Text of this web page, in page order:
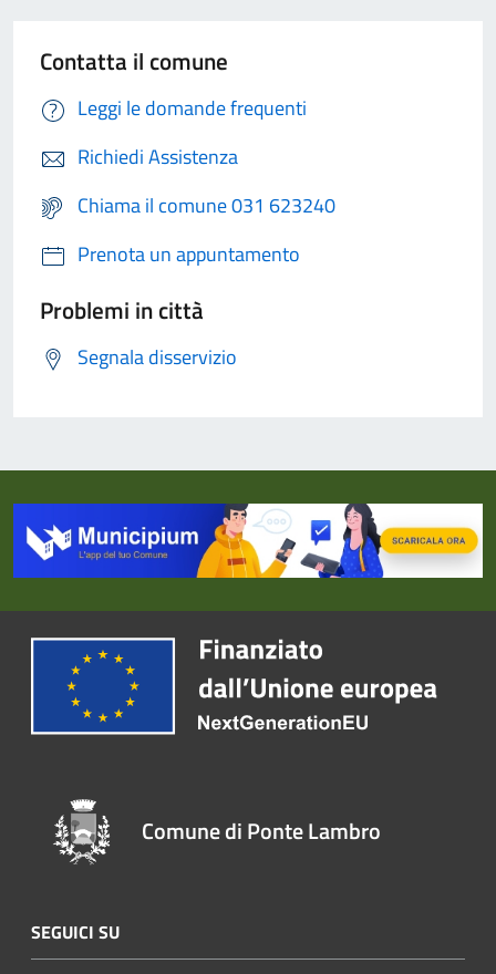
Contatta il comune
Leggi le domande frequenti
Richiedi Assistenza
Chiama il comune 031 623240
Prenota un appuntamento
Problemi in città
Segnala disservizio
Comune di Ponte Lambro
SEGUICI SU